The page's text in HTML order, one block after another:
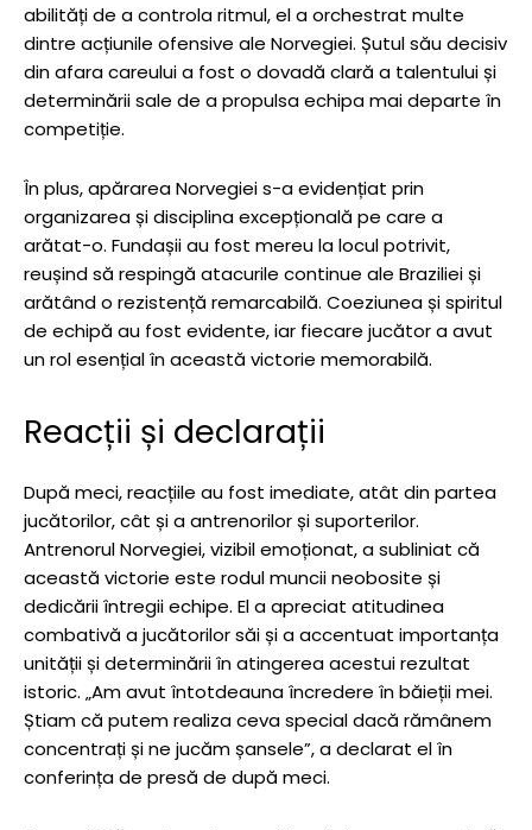
abilități de a controla ritmul, el a orchestrat multe
dintre acțiunile ofensive ale Norvegiei. Șutul său decisiv
din afara careului a fost o dovadă clară a talentului și
determinării sale de a propulsa echipa mai departe în
competiție.
În plus, apărarea Norvegiei s-a evidențiat prin
organizarea și disciplina excepțională pe care a
arătat-o. Fundașii au fost mereu la locul potrivit,
reușind să respingă atacurile continue ale Braziliei și
arătând o rezistență remarcabilă. Coeziunea și spiritul
de echipă au fost evidente, iar fiecare jucător a avut
un rol esențial în această victorie memorabilă.
Reacții și declarații
După meci, reacțiile au fost imediate, atât din partea
jucătorilor, cât și a antrenorilor și suporterilor.
Antrenorul Norvegiei, vizibil emoționat, a subliniat că
această victorie este rodul muncii neobosite și
dedicării întregii echipe. El a apreciat atitudinea
combativă a jucătorilor săi și a accentuat importanța
unității și determinării în atingerea acestui rezultat
istoric. „Am avut întotdeauna încredere în băieții mei.
Știam că putem realiza ceva special dacă rămânem
concentrați și ne jucăm șansele”, a declarat el în
conferința de presă de după meci.